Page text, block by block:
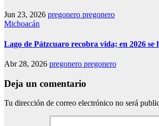
Jun 23, 2026 pregonero pregonero
Michoacán
Lago de Pátzcuaro recobra vida; en 2026 se
Abr 28, 2026 pregonero pregonero
Deja un comentario
Tu dirección de correo electrónico no será